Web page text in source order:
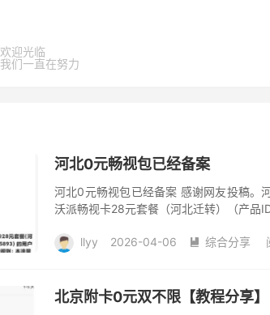
欢迎光临
我们一直在努力
河北0元畅视包已经备案
河北0元畅视包已经备案 感谢网友投稿。
沃派畅视卡28元套餐（河北迁转）（产
llyy 2026-04-06  综合分享
北京附卡0元双不限【教程分享】